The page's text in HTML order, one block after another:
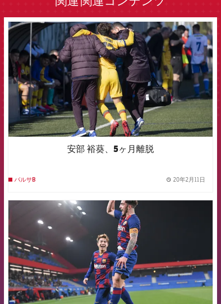
FCB Barcelona badge
安部 裕葵、5ヶ月離脱
バルサB 20年2月11日
FCB Barcelona badge